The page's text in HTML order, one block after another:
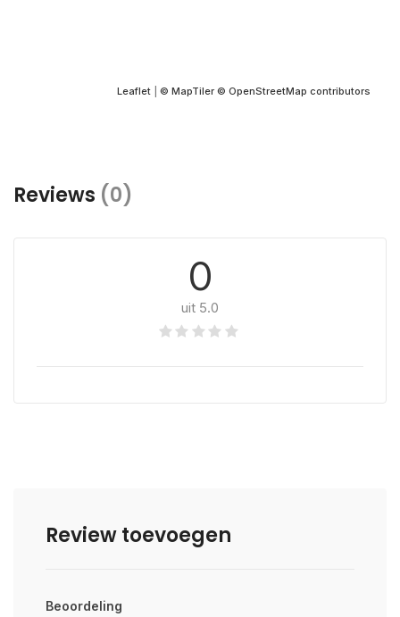
Leaflet © MapTiler © OpenStreetMap contributors
Reviews (0)
0
uit 5.0
Review toevoegen
Beoordeling